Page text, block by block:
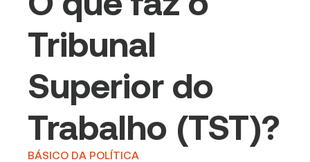
Tribunal
Superior do
Trabalho (TST)?
BÁSICO DA POLÍTICA